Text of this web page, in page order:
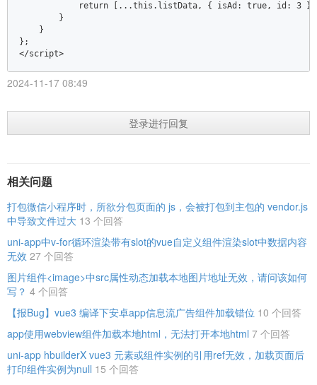
return [...this.listData, { isAd: true, id: 3
        }
    }
};
</script>
2024-11-17 08:49
登录进行回复
相关问题
打包微信小程序时，所欲分包页面的 js，会被打包到主包的 vendor.js
中导致文件过大 13 个回答
uni-app中v-for循环渲染带有slot的vue自定义组件渲染slot中数据内容
无效 27 个回答
图片组件<image>中src属性动态加载本地图片地址无效，请问该如何
写？ 4 个回答
【报Bug】vue3 编译下安卓app信息流广告组件加载错位 10 个回答
app使用webview组件加载本地html，无法打开本地html 7 个回答
uni-app hbuilderX vue3 元素或组件实例的引用ref无效，加载页面后
打印组件实例为null 15 个回答